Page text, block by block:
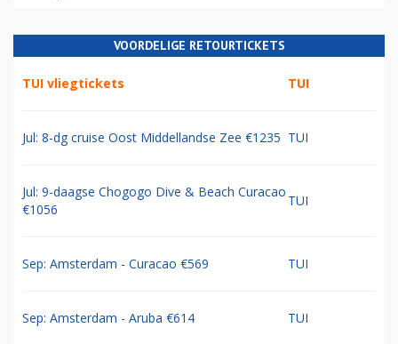
VOORDELIGE RETOURTICKETS
TUI vliegtickets TUI
Jul: 8-dg cruise Oost Middellandse Zee €1235 TUI
Jul: 9-daagse Chogogo Dive & Beach Curacao
€1056
TUI
Sep: Amsterdam - Curacao €569 TUI
Sep: Amsterdam - Aruba €614 TUI